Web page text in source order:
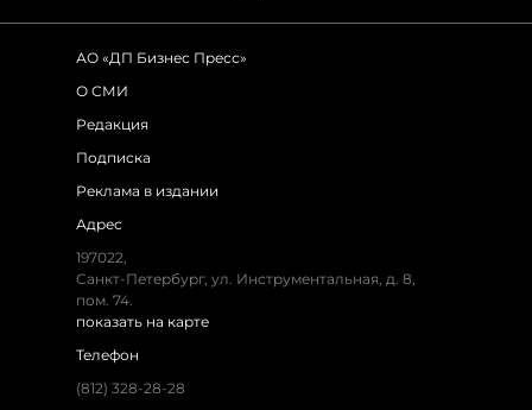
АО «ДП Бизнес Пресс»
О СМИ
Редакция
Подписка
Реклама в издании
Адрес
197022,
Санкт-Петербург, ул. Инструментальная, д. 8,
пом. 74.
показать на карте
Телефон
(812) 328-28-28